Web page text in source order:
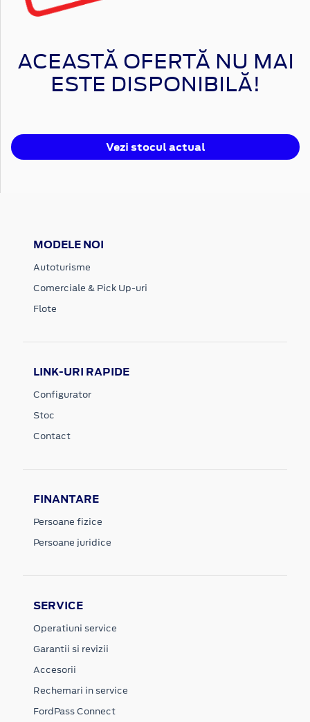
ACEASTĂ OFERTĂ NU MAI
ESTE DISPONIBILĂ!
Vezi stocul actual
MODELE NOI
Autoturisme
Comerciale & Pick Up-uri
Flote
LINK-URI RAPIDE
Configurator
Stoc
Contact
FINANTARE
Persoane fizice
Persoane juridice
SERVICE
Operatiuni service
Garantii si revizii
Accesorii
Rechemari in service
FordPass Connect